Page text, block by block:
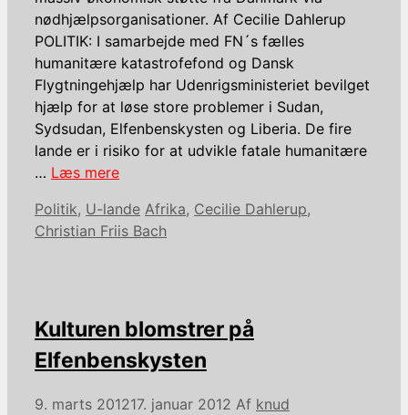
nødhjælpsorganisationer. Af Cecilie Dahlerup
POLITIK: I samarbejde med FN´s fælles
humanitære katastrofefond og Dansk
Flygtningehjælp har Udenrigsministeriet bevilget
hjælp for at løse store problemer i Sudan,
Sydsudan, Elfenbenskysten og Liberia. De fire
lande er i risiko for at udvikle fatale humanitære
… Læs mere
Kategorier
Politik, U-lande Tags
Afrika, Cecilie Dahlerup,
Christian Friis Bach
Kulturen blomstrer på
Elfenbenskysten
9. marts 201217. januar 2012 Af knud